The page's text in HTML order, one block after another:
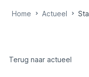
Home Actueel
Terug naar actueel